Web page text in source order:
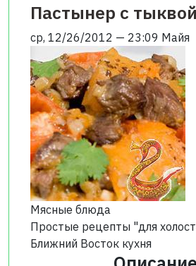
Пастынер с тыквой
ср, 12/26/2012 — 23:09 Майя
Мясные блюда
Простые рецепты "для
Ближний Восток кухня